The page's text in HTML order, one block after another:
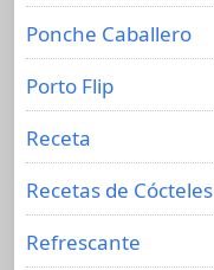
Ponche Caballero
Porto Flip
Receta
Recetas de Cócteles
Refrescante